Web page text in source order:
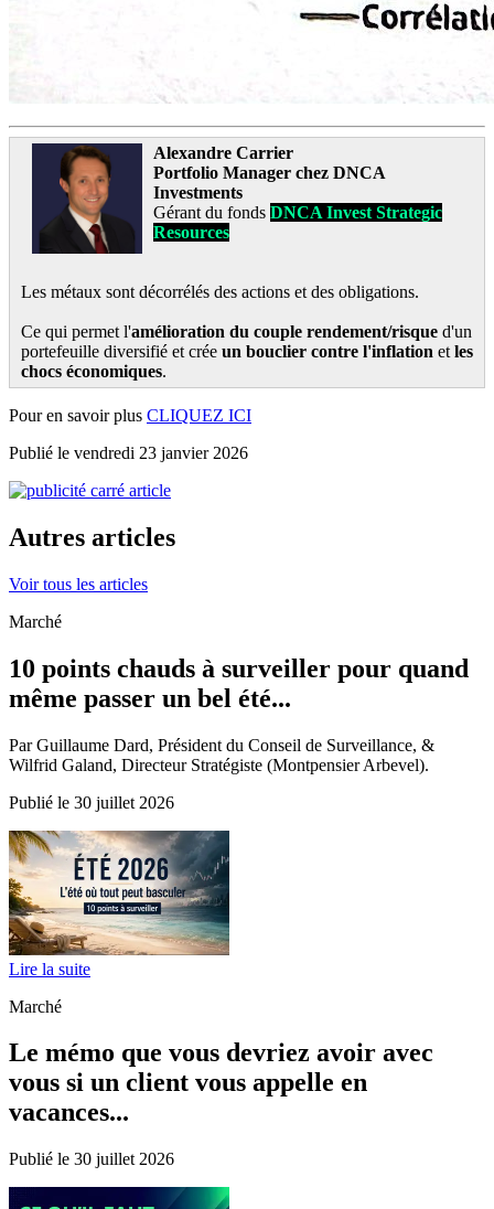
Alexandre Carrier
Portfolio Manager chez DNCA
Investments
Gérant du fonds DNCA Invest Strategic
Resources
Les métaux sont décorrélés des actions et des obligations.
Ce qui permet l'amélioration du couple rendement/risque d'un
portefeuille diversifié et crée un bouclier contre l'inflation et les
chocs économiques.
Pour en savoir plus CLIQUEZ ICI
Publié le vendredi 23 janvier 2026
Autres articles
Voir tous les articles
Marché
10 points chauds à surveiller pour quand
même passer un bel été...
Par Guillaume Dard, Président du Conseil de Surveillance, &
Wilfrid Galand, Directeur Stratégiste (Montpensier Arbevel).
Publié le 30 juillet 2026
Lire la suite
Marché
Le mémo que vous devriez avoir avec
vous si un client vous appelle en
vacances...
Publié le 30 juillet 2026